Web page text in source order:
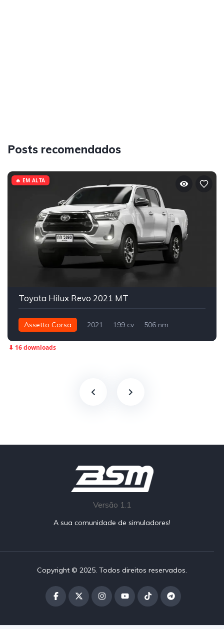
Posts recomendados
Toyota Hilux Revo 2021 MT
Assetto Corsa 2021 199 cv
506 nm
🔥 EM ALTA
⬇ 16 downloads
Versão 1.1
A sua comunidade de simuladores!
Copyright © 2025. Todos direitos reservados.